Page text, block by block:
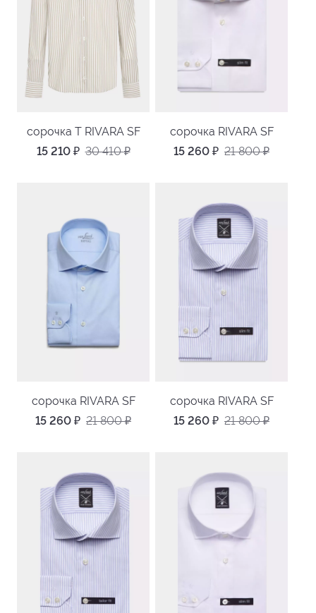
сорочка T RIVARA SF
15 210 ₽ 30 410₽
сорочка RIVARA SF
15 260 ₽ 21 800₽
сорочка RIVARA SF
15 260 ₽ 21 800₽
сорочка RIVARA SF
15 260 ₽ 21 800₽